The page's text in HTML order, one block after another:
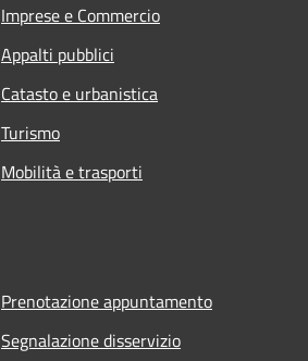
Imprese e Commercio
Appalti pubblici
Catasto e urbanistica
Turismo
Mobilità e trasporti
Prenotazione appuntamento
Segnalazione disservizio